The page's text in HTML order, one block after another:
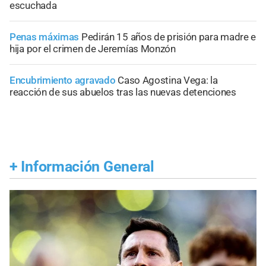
escuchada
Penas máximas Pedirán 15 años de prisión para madre e
hija por el crimen de Jeremías Monzón
Encubrimiento agravado Caso Agostina Vega: la
reacción de sus abuelos tras las nuevas detenciones
+ Información General